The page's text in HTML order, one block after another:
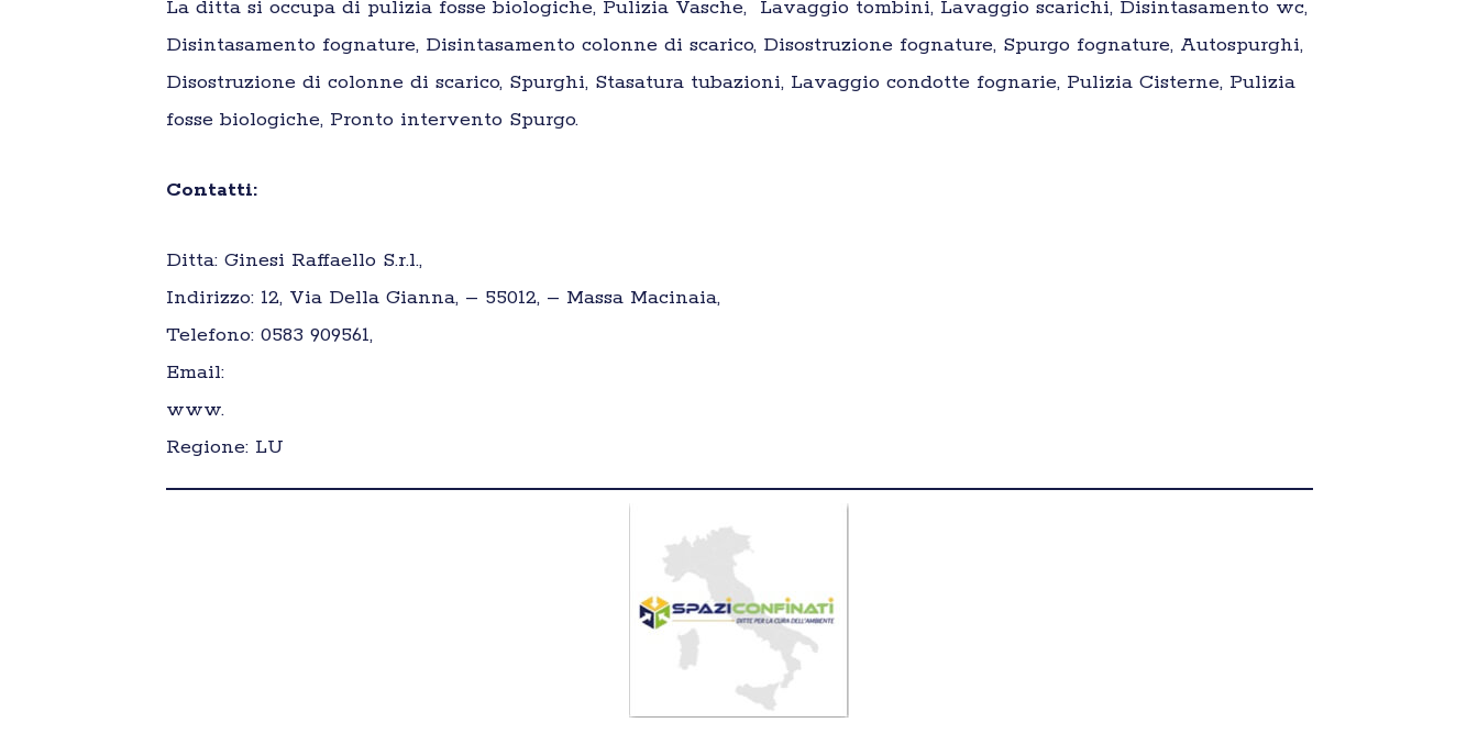
La ditta si occupa di pulizia fosse biologiche, Pulizia Vasche, Lavaggio tombini, Lavaggio scarichi, Disintasamento wc,
Disintasamento fognature, Disintasamento colonne di scarico, Disostruzione fognature, Spurgo fognature, Autospurghi,
Disostruzione di colonne di scarico, Spurghi, Stasatura tubazioni, Lavaggio condotte fognarie, Pulizia Cisterne, Pulizia
fosse biologiche, Pronto intervento Spurgo.
Contatti:
Ditta: Ginesi Raffaello S.r.l.,
Indirizzo: 12, Via Della Gianna, – 55012, – Massa Macinaia,
Telefono: 0583 909561,
Email:
www.
Regione: LU